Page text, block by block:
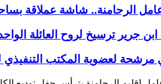
الرحامنة.. شاشة عملاقة
جرير ترسيخ لروح العائلة
مرشحة لعضوية المكتب